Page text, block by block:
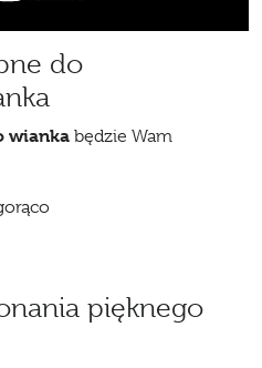
do
wianka będzie Wam
pięknego